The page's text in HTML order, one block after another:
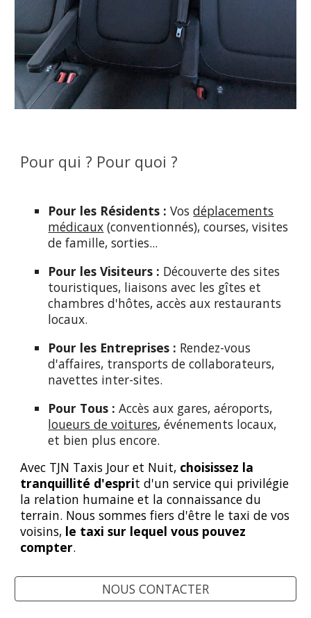
Pour qui ? Pour quoi ?
Pour les Résidents : Vosdéplacements
médicaux (conventionnés), courses, visites
de famille, sorties...
Pour les Visiteurs : Découverte des sites
touristiques, liaisons avec les gîtes et
chambres d'hôtes, accès aux restaurants
locaux.
Pour les Entreprises : Rendez-vous
d'affaires, transports de collaborateurs,
navettes inter-sites.
Pour Tous : Accès aux gares, aéroports,
loueurs de voitures, événements locaux,
et bien plus encore.
Avec TJN Taxis Jour et Nuit, choisissez la
tranquillité d'esprit d'un service qui privilégie
la relation humaine et la connaissance du
terrain. Nous sommes fiers d'être le taxi de vos
voisins, le taxi sur lequel vous pouvez
compter.
NOUS CONTACTER